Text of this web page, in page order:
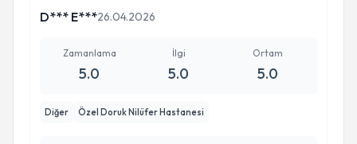
muayenede en başından beri bir öğretmen gibi
süreci ve bir sonraki muayeneye kadar olacakları
anlattı. Operasyon sonrası oğlum çok daha
D*** E***26.04.2026
Zamanlama
5.0
İlgi
5.0
Ortam
5.0
Diğer Özel Doruk Nilüfer Hastanesi